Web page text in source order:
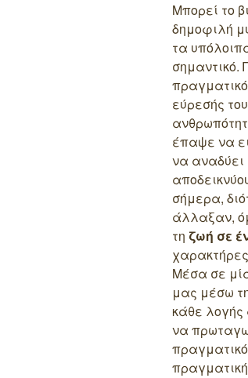
Μπορεί το
δημοφιλή
τα
σημαντικό.
εύρεσής
έπαψε να
να αναδύει
σήμερα,
άλλαξαν,
τη ζωή σε
Μέσα σε
μας μέσω
κάθε
να